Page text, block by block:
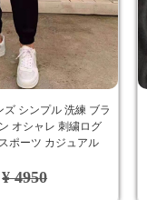
ズ シンプル 洗練 ブラ
オシャレ 刺繍ログ
ポーツ カジュアル
¥ 4950